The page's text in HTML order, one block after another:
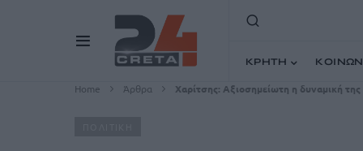
ΚΡΗΤΗ
Home Άρθρα Χαρίτσης: Αξιοσημείωτη η δυναμική